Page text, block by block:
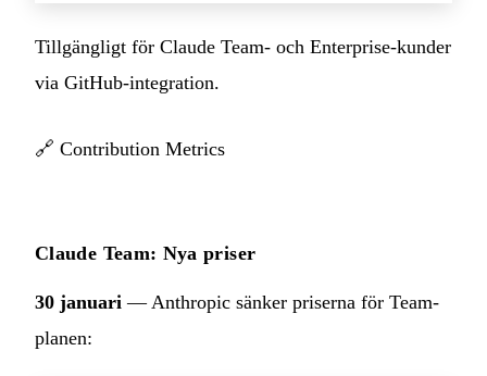
Tillgängligt för Claude Team- och Enterprise-kunder
via GitHub-integration.
🔗 Contribution Metrics
Claude Team: Nya priser
30 januari — Anthropic sänker priserna för Team-
planen: